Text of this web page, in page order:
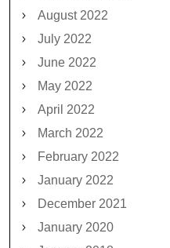
August 2022
July 2022
June 2022
May 2022
April 2022
March 2022
February 2022
January 2022
December 2021
January 2020